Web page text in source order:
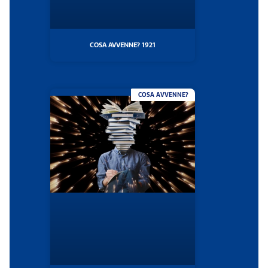
COSA AVVENNE? 1921
COSA AVVENNE?